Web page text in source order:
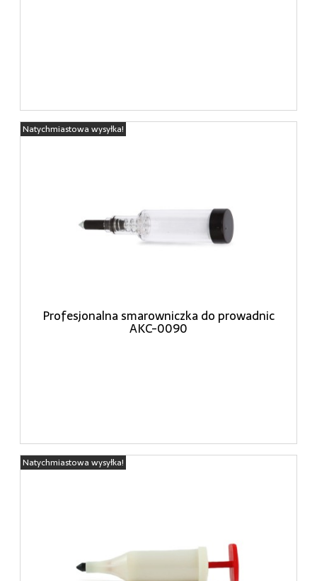
Profesjonalna smarowniczka do prowadnic
AKC-0090
Natychmiastowa wysyłka!
Natychmiastowa wysyłka!